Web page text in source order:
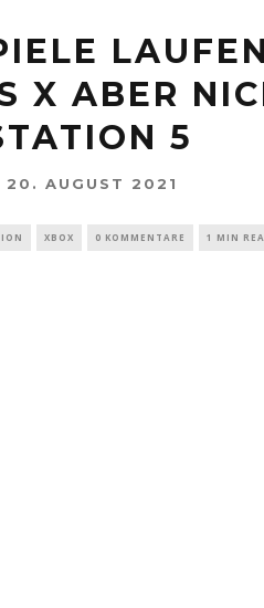
X ABER
5
20. AUGUST 2021
XBOX 0 KOMMENTARE 1 MIN